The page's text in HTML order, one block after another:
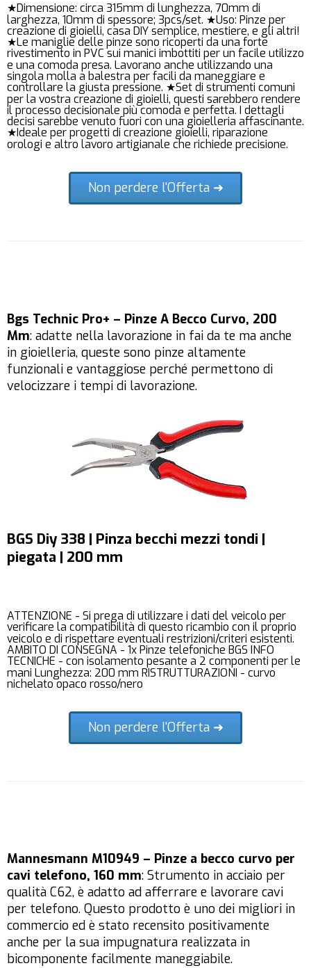
★Dimensione: circa 315mm di lunghezza, 70mm di
larghezza, 10mm di spessore; 3pcs/set. ★Uso: Pinze per
creazione di gioielli, casa DIY semplice, mestiere, e gli altri!
★Le maniglie delle pinze sono ricoperti da una forte
rivestimento in PVC sui manici imbottiti per un facile utilizzo
e una comoda presa. Lavorano anche utilizzando una
singola molla a balestra per facili da maneggiare e
controllare la giusta pressione. ★Set di strumenti comuni
per la vostra creazione di gioielli, questi sarebbero rendere
il processo decisionale più comoda e perfetta. I dettagli
decisi sarebbe venuto fuori con una gioielleria affascinante.
★Ideale per progetti di creazione gioielli, riparazione
orologi e altro lavoro artigianale che richiede precisione.
Non perdere l'Offerta ➜
Bgs Technic Pro+ – Pinze A Becco Curvo, 200
Mm: adatte nella lavorazione in fai da te ma anche
in gioielleria, queste sono pinze altamente
funzionali e vantaggiose perché permettono di
velocizzare i tempi di lavorazione.
BGS Diy 338 | Pinza becchi mezzi tondi |
piegata | 200 mm
ATTENZIONE - Si prega di utilizzare i dati del veicolo per
verificare la compatibilità di questo ricambio con il proprio
veicolo e di rispettare eventuali restrizioni/criteri esistenti.
AMBITO DI CONSEGNA - 1x Pinze telefoniche BGS INFO
TECNICHE - con isolamento pesante a 2 componenti per le
mani Lunghezza: 200 mm RISTRUTTURAZIONI - curvo
nichelato opaco rosso/nero
Non perdere l'Offerta ➜
Mannesmann M10949 – Pinze a becco curvo per
cavi telefono, 160 mm: Strumento in acciaio per
qualità C62, è adatto ad afferrare e lavorare cavi
per telefono. Questo prodotto è uno dei migliori in
commercio ed è stato recensito positivamente
anche per la sua impugnatura realizzata in
bicomponente facilmente maneggiabile.